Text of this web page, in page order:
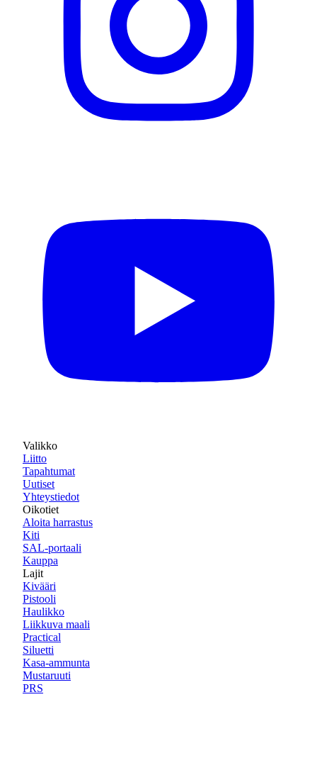
Valikko
Liitto
Tapahtumat
Uutiset
Yhteystiedot
Oikotiet
Aloita harrastus
Kiti
SAL-portaali
Kauppa
Lajit
Kivääri
Pistooli
Haulikko
Liikkuva maali
Practical
Siluetti
Kasa-ammunta
Mustaruuti
PRS